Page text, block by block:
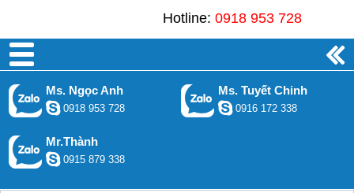
Hotline: 0918 953 728
Ms. Ngọc Anh
0918 953 728
Ms. Tuyết Chinh
0916 172 338
Mr.Thành
0915 879 338